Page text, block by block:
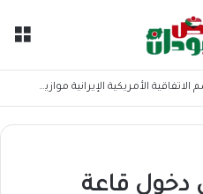
أسرار التحولات الكبرى.. كيف ترسم الاتفاقية الأمريكية الإيرانية موازين القوى بالمنطقة؟
قاعة